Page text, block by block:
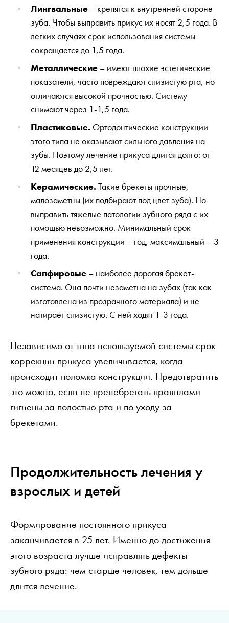
Лингвальные – крепятся к внутренней стороне
зуба. Чтобы выправить прикус их носят 2,5 года. В
легких случаях срок использования системы
сокращается до 1,5 года.
Металлические – имеют плохие эстетические
показатели, часто повреждают слизистую рта, но
отличаются высокой прочностью. Систему
снимают через 1-1,5 года.
Пластиковые. Ортодонтические конструкции
этого типа не оказывают сильного давления на
зубы. Поэтому лечение прикуса длится долго: от
12 месяцев до 2,5 лет.
Керамические. Такие брекеты прочные,
малозаметны (их подбирают под цвет зуба). Но
выправить тяжелые патологии зубного ряда с их
помощью невозможно. Минимальный срок
применения конструкции – год, максимальный – 3
года.
Сапфировые – наиболее дорогая брекет-
система. Она почти незаметна на зубах (так как
изготовлена из прозрачного материала) и не
натирает слизистую. С ней ходят 1-3 года.
Независимо от типа используемой системы срок
коррекции прикуса увеличивается, когда
происходит поломка конструкции. Предотвратить
это можно, если не пренебрегать правилами
гигиены за полостью рта и по уходу за
брекетами.
Продолжительность лечения у
взрослых и детей
Формирование постоянного прикуса
заканчивается в 25 лет. Именно до достижения
этого возраста лучше исправлять дефекты
зубного ряда: чем старше человек, тем дольше
длится лечение.